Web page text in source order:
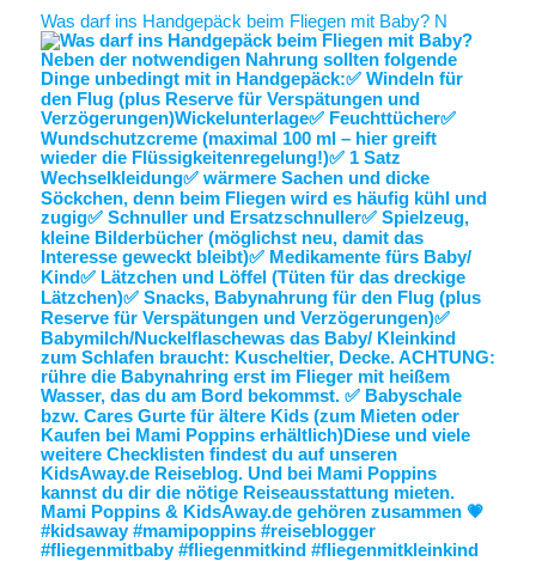
Was darf ins Handgepäck beim Fliegen mit Baby? N